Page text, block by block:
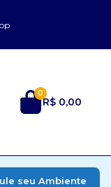
0
R$ 0,00
seu Ambiente